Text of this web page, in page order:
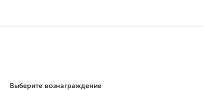
Выберите вознаграждение